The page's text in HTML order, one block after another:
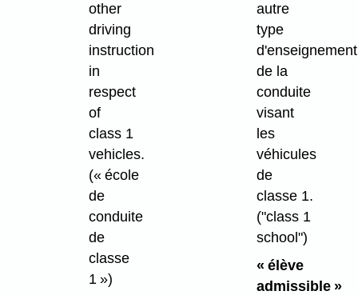
other
driving
instruction
in
respect
of
class 1
vehicles.
(« école
de
conduite
de
classe
1 »)
autre
type
d'enseignement
de la
conduite
visant
les
véhicules
de
classe 1.
("class 1
school")
« élève
admissible »